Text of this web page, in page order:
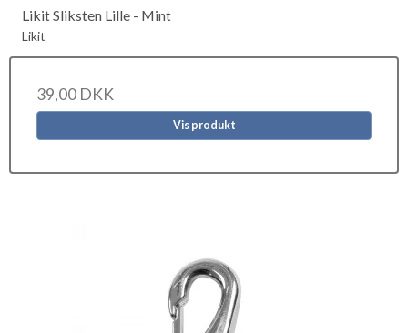
Likit Sliksten Lille - Mint
Likit
39,00 DKK
Vis produkt